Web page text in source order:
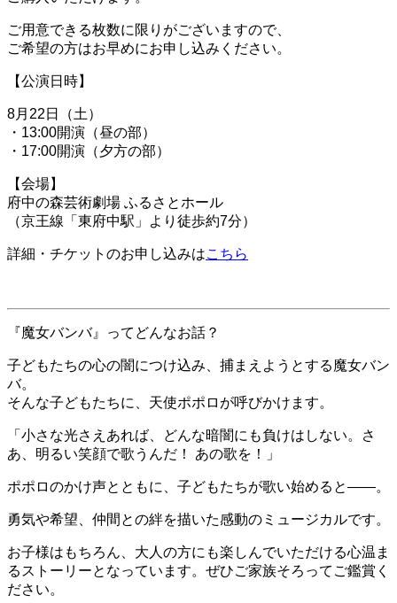
ご用意できる枚数に限りがございますので、
ご希望の方はお早めにお申し込みください。
【公演日時】
8月22日（土）
・13:00開演（昼の部）
・17:00開演（夕方の部）
【会場】
府中の森芸術劇場 ふるさとホール
（京王線「東府中駅」より徒歩約7分）
詳細・チケットのお申し込みはこちら
『魔女バンバ』ってどんなお話？
子どもたちの心の闇につけ込み、捕まえようとする魔女バン
バ。
そんな子どもたちに、天使ポポロが呼びかけます。
「小さな光さえあれば、どんな暗闇にも負けはしない。さ
あ、明るい笑顔で歌うんだ！ あの歌を！」
ポポロのかけ声とともに、子どもたちが歌い始めると――。
勇気や希望、仲間との絆を描いた感動のミュージカルです。
お子様はもちろん、大人の方にも楽しんでいただける心温ま
るストーリーとなっています。ぜひご家族そろってご鑑賞く
ださい。